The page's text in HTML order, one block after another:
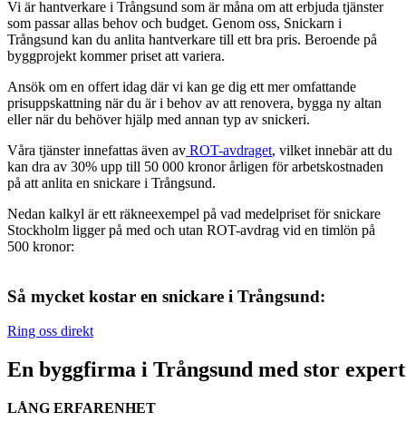
Vi är hantverkare i Trångsund som är måna om att erbjuda tjänster
som passar allas behov och budget. Genom oss, Snickarn i
Trångsund kan du anlita hantverkare till ett bra pris. Beroende på
byggprojekt kommer priset att variera.
Ansök om en offert idag där vi kan ge dig ett mer omfattande
prisuppskattning när du är i behov av att renovera, bygga ny altan
eller när du behöver hjälp med annan typ av snickeri.
Våra tjänster innefattas även av ROT-avdraget, vilket innebär att du
kan dra av 30% upp till 50 000 kronor årligen för arbetskostnaden
på att anlita en snickare i Trångsund.
Nedan kalkyl är ett räkneexempel på vad medelpriset för snickare
Stockholm ligger på med och utan ROT-avdrag vid en timlön på
500 kronor:
Så mycket kostar en snickare i Trångsund:
Ring oss direkt
En byggfirma i Trångsund med stor
LÅNG ERFARENHET